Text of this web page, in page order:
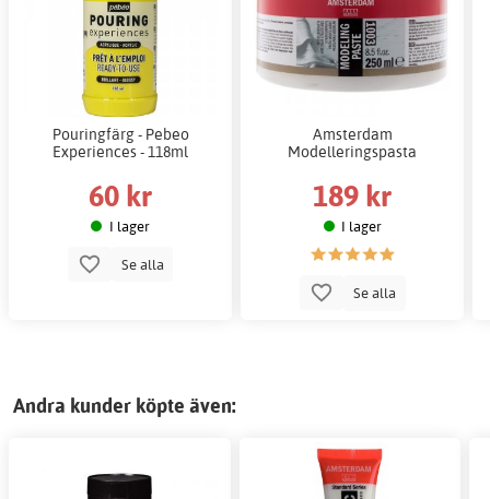
Pouringfärg - Pebeo
Experiences - 118ml
60 kr
I lager
Se alla
Amsterdam
Modelleringspasta
189 kr
I lager
Se alla
Andra kunder köpte även: